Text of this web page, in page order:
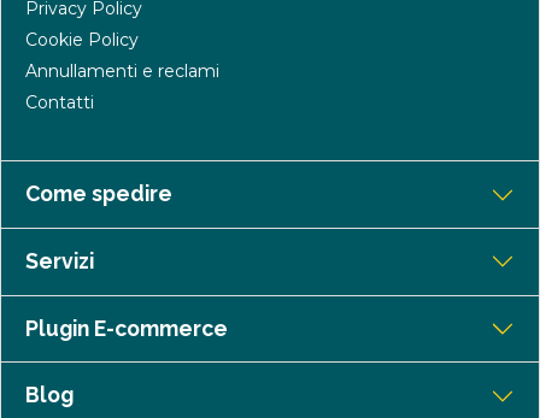
Privacy Policy
Cookie Policy
Annullamenti e reclami
Contatti
Come spedire
Servizi
Plugin E-commerce
Blog